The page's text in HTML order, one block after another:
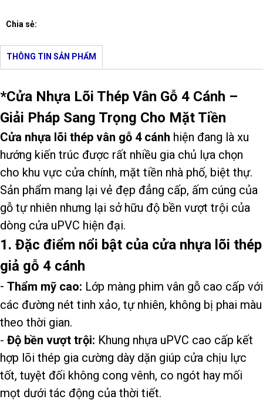
Chia sẻ:
THÔNG TIN SẢN PHẨM
*Cửa Nhựa Lõi Thép Vân Gỗ 4 Cánh –
Giải Pháp Sang Trọng Cho Mặt Tiền
Cửa nhựa lõi thép vân gỗ 4 cánh hiện đang là xu
hướng kiến trúc được rất nhiều gia chủ lựa chọn
cho khu vực cửa chính, mặt tiền nhà phố, biệt thự.
Sản phẩm mang lại vẻ đẹp đẳng cấp, ấm cúng của
gỗ tự nhiên nhưng lại sở hữu độ bền vượt trội của
dòng cửa uPVC hiện đại.
1. Đặc điểm nổi bật của cửa nhựa lõi thép
giả gỗ 4 cánh
- Thẩm mỹ cao: Lớp màng phim vân gỗ cao cấp với
các đường nét tinh xảo, tự nhiên, không bị phai màu
theo thời gian.
- Độ bền vượt trội: Khung nhựa uPVC cao cấp kết
hợp lõi thép gia cường dày dặn giúp cửa chịu lực
tốt, tuyệt đối không cong vênh, co ngót hay mối
mọt dưới tác động của thời tiết.